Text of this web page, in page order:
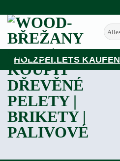
Inhalt
springen
HOLZPELLETS KAUFEN